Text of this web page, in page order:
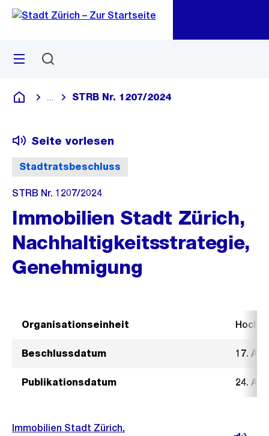
Navigation
Sprunglink
Menü
Deutsch
Blende alle Breadcrumbs ein
STRB Nr. 1207/2024
Stadtratsbeschluss
Seite vorlesen
STRB Nr. 1207/2024
Immobilien Stadt Zürich,
Nachhaltigkeitsstrategie,
Genehmigung
Organisationseinheit
Beschlussdatum 17.
Publikationsdatum 24.
Immobilien Stadt Zürich,